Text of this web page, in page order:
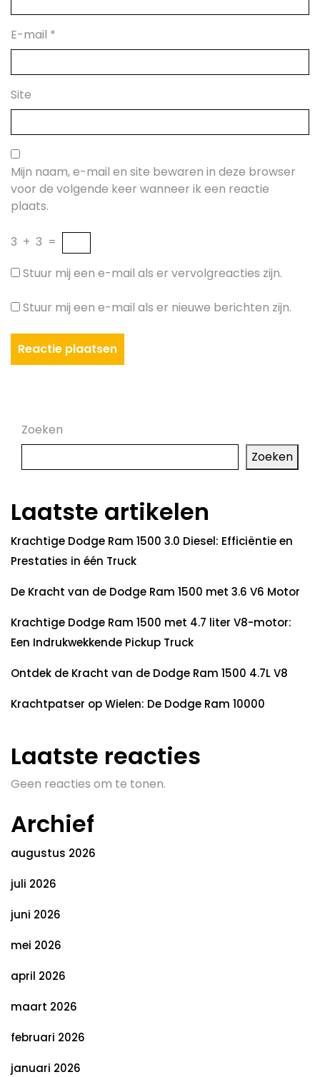
E-mail *
Site
Mijn naam, e-mail en site bewaren in deze browser
voor de volgende keer wanneer ik een reactie
plaats.
3 + 3 =
Stuur mij een e-mail als er vervolgreacties zijn.
Stuur mij een e-mail als er nieuwe berichten zijn.
Zoeken
Zoeken
Laatste artikelen
Krachtige Dodge Ram 1500 3.0 Diesel: Efficiëntie en
Prestaties in één Truck
De Kracht van de Dodge Ram 1500 met 3.6 V6 Motor
Krachtige Dodge Ram 1500 met 4.7 liter V8-motor:
Een Indrukwekkende Pickup Truck
Ontdek de Kracht van de Dodge Ram 1500 4.7L V8
Krachtpatser op Wielen: De Dodge Ram 10000
Laatste reacties
Geen reacties om te tonen.
Archief
augustus 2026
juli 2026
juni 2026
mei 2026
april 2026
maart 2026
februari 2026
januari 2026